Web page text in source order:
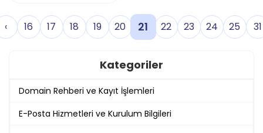
‹ 16 17 18 19 20 21 22 23 24 25 31
Kategoriler
Domain Rehberi ve Kayıt İşlemleri
E-Posta Hizmetleri ve Kurulum Bilgileri